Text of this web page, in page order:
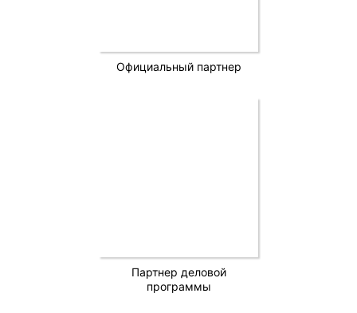
Официальный партнер
Партнер деловой
программы